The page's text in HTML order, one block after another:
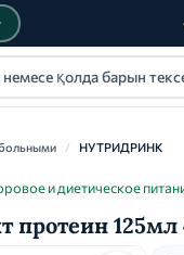
/ НУТРИДРИНК
и диетическое